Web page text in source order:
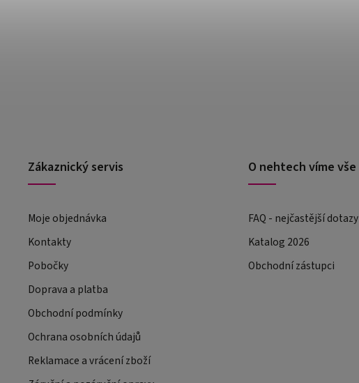
Zákaznický servis
Moje objednávka
Kontakty
Pobočky
Doprava a platba
Obchodní podmínky
Ochrana osobních údajů
Reklamace a vrácení zboží
O nehtech víme vše
FAQ - nejčastější dotazy
Katalog 2026
Obchodní zástupci